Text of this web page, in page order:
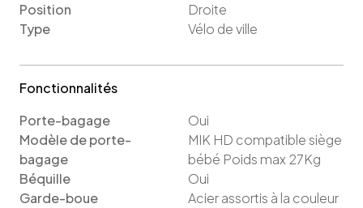
Position
Droite
Type
Vélo de ville
Fonctionnalités
Porte-bagage
Oui
Modèle de porte-
bagage
MIK HD compatible siège
bébé Poids max 27Kg
Béquille
Oui
Garde-boue
Acier assortis à la couleur